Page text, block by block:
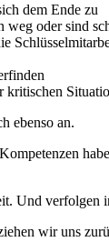
dem Ende zu
weg oder sind
kritischen
ebenso an.
Und verfolgen
wir uns